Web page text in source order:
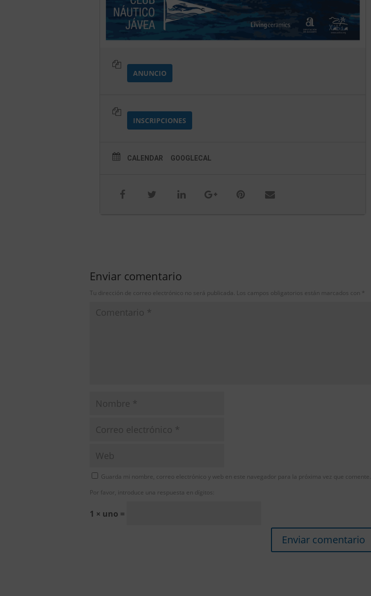
ANUNCIO
INSCRIPCIONES
CALENDAR GOOGLECAL
Enviar comentario
Tu dirección de correo electrónico no será publicada. Los campos obligatorios están marcados con *
Guarda mi nombre, correo electrónico y web en este navegador para la próxima vez que comente.
Por favor, introduce una respuesta en dígitos:
1 × uno =